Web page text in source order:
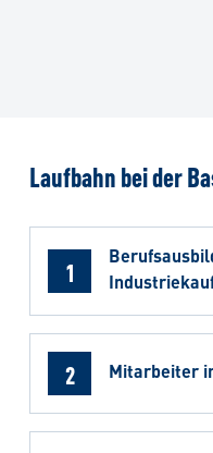
Laufbahn bei der
1
2 Mitarbeiter